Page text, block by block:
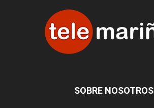
SOBRE NOSOTROS